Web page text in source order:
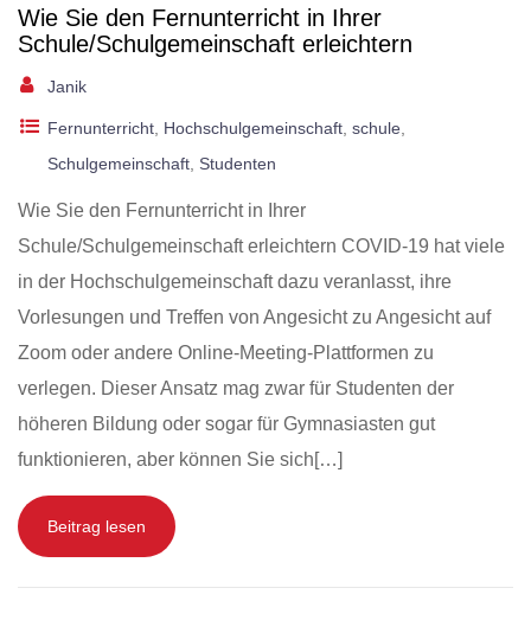
Wie Sie den Fernunterricht in Ihrer
Schule/Schulgemeinschaft erleichtern
Janik
Fernunterricht, Hochschulgemeinschaft, schule,
Schulgemeinschaft, Studenten
Wie Sie den Fernunterricht in Ihrer
Schule/Schulgemeinschaft erleichtern COVID-19 hat viele
in der Hochschulgemeinschaft dazu veranlasst, ihre
Vorlesungen und Treffen von Angesicht zu Angesicht auf
Zoom oder andere Online-Meeting-Plattformen zu
verlegen. Dieser Ansatz mag zwar für Studenten der
höheren Bildung oder sogar für Gymnasiasten gut
funktionieren, aber können Sie sich[…]
Beitrag lesen